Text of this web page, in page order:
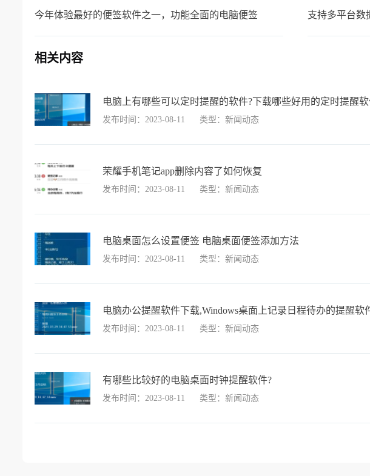
今年体验最好的便签软件之一，功能全面的电脑便签 支持多平台数
相关内容
电脑上有哪些可以定时提醒的软件?下载哪些好用的定时提醒
发布时间：2023-08-11 类型：新闻动态
荣耀手机笔记app删除内容了如何恢复
发布时间：2023-08-11 类型：新闻动态
电脑桌面怎么设置便签 电脑桌面便签添加方法
发布时间：2023-08-11 类型：新闻动态
电脑办公提醒软件下载,Windows桌面上记录日程待办的提醒软
发布时间：2023-08-11 类型：新闻动态
有哪些比较好的电脑桌面时钟提醒软件?
发布时间：2023-08-11 类型：新闻动态